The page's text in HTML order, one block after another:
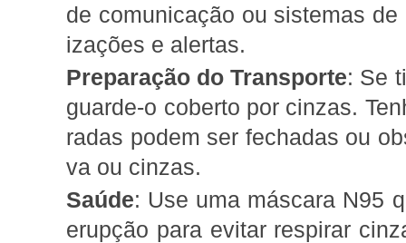
de comunicação ou sistemas
izações e alertas.
Preparação do Transporte: Se
guarde-o coberto por cinzas.
radas podem ser fechadas ou
va ou cinzas.
Saúde: Use uma máscara N95
erupção para evitar respirar